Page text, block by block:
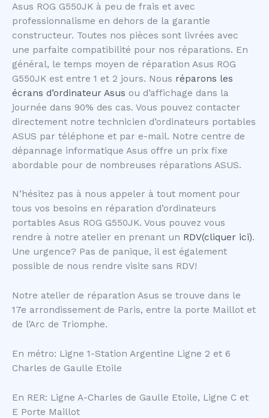
Asus ROG G550JK à peu de frais et avec
professionnalisme en dehors de la garantie
constructeur. Toutes nos pièces sont livrées avec
une parfaite compatibilité pour nos réparations. En
général, le temps moyen de réparation Asus ROG
G550JK est entre 1 et 2 jours. Nous réparons les
écrans d’ordinateur Asus ou d’affichage dans la
journée dans 90% des cas. Vous pouvez contacter
directement notre technicien d’ordinateurs portables
ASUS par téléphone et par e-mail. Notre centre de
dépannage informatique Asus offre un prix fixe
abordable pour de nombreuses réparations ASUS.
N’hésitez pas à nous appeler à tout moment pour
tous vos besoins en réparation d’ordinateurs
portables Asus ROG G550JK. Vous pouvez vous
rendre à notre atelier en prenant un RDV(cliquer ici).
Une urgence? Pas de panique, il est également
possible de nous rendre visite sans RDV!
Notre atelier de réparation Asus se trouve dans le
17e arrondissement de Paris, entre la porte Maillot et
de l’Arc de Triomphe.
En métro: Ligne 1-Station Argentine Ligne 2 et 6
Charles de Gaulle Etoile
En RER: Ligne A-Charles de Gaulle Etoile, Ligne C et
E Porte Maillot